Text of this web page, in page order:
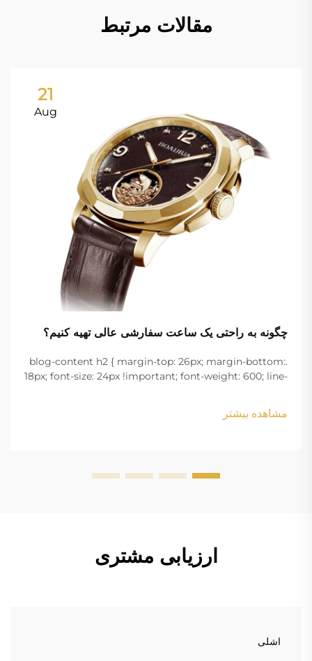
مقالات مرتبط
21
Aug
چگونه به راحتی یک ساعت سفارشی عالی تهیه کنیم؟
.blog-content h2 { margin-top: 26px; margin-bottom:
18px; font-size: 24px !important; font-weight: 600; line-
margin-bottom: 18px; font-size: 20px !important; font-
w...
مشاهده بیشتر
ارزیابی مشتری
اشلی